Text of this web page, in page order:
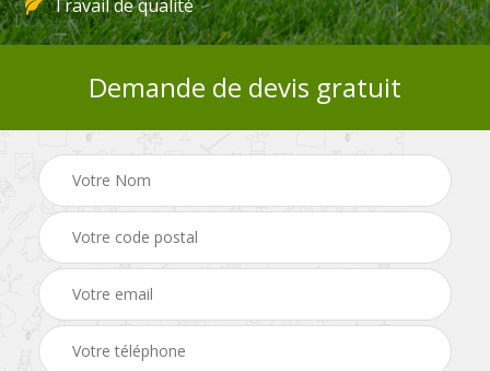
Travail de qualité
Demande de devis gratuit